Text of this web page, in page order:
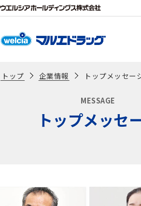
トップ 企業情報 トップメッセー
MESSAGE
トップメッセ